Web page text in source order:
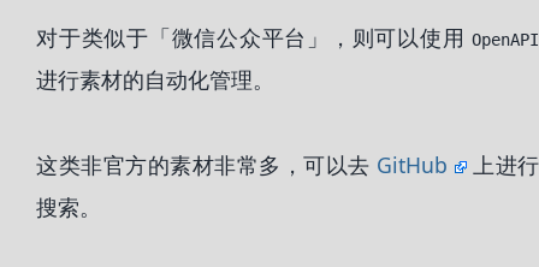
对于类似于「微信公众平台」，则可以使用 OpenAPI
进行素材的自动化管理。
这类非官方的素材非常多，可以去 GitHub
上进行
搜索。